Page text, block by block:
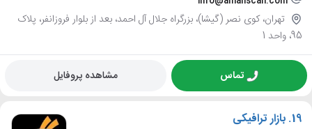
تهران، کوی نصر (گیشا)، بزرگراه جلال آل احمد، بعد از بلوار فروزانفر، پلاک
95، واحد 1
تماس مشاهده پروفایل
19. بازار ترافیکی